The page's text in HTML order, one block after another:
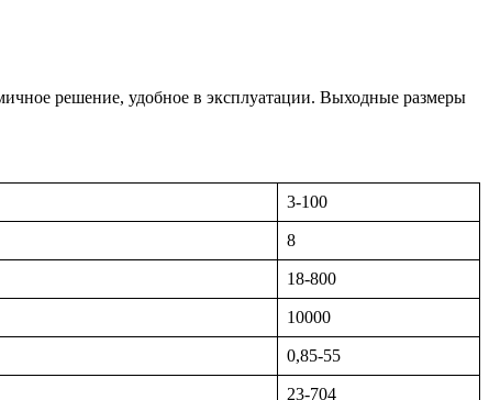
решение, удобное в эксплуатации. Выходные размеры
3-100
8
18-800
10000
0,85-55
23-704